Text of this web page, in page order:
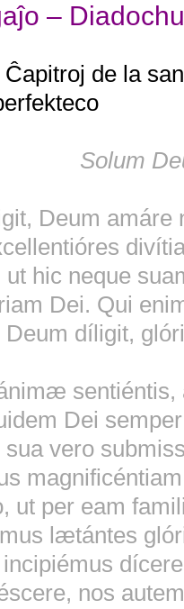
–
de la
Solum
Deum amáre
ut hic neque
Dei. Qui
Deum díligit,
Dei
vero
ut per eam
lætántes
nos